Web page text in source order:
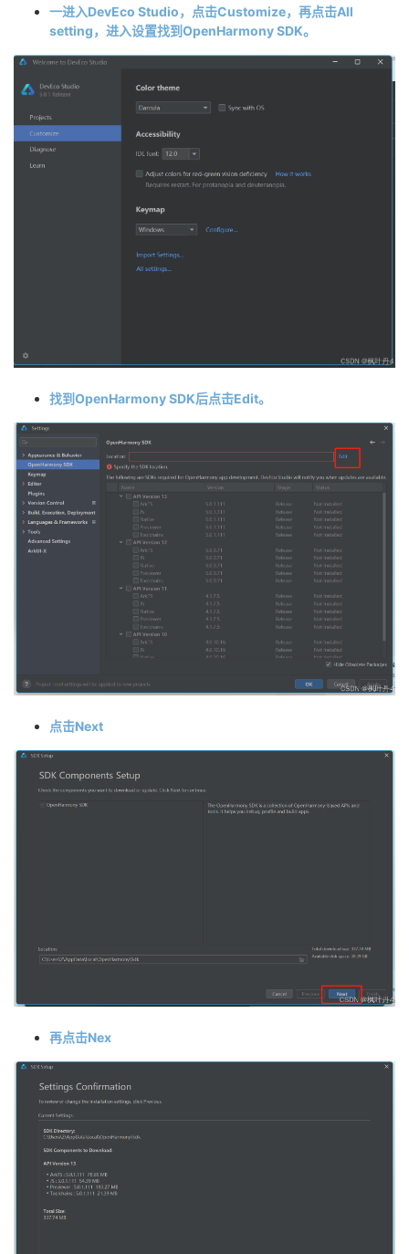
一进入DevEco Studio，点击Customize，再点击All
setting，进入设置找到OpenHarmony SDK。
找到OpenHarmony SDK后点击Edit。
点击Next
再点击Nex